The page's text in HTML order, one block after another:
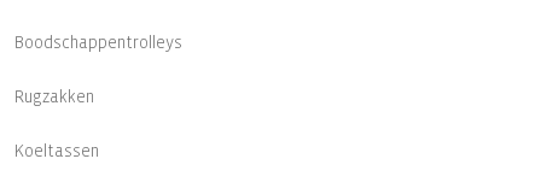
Boodschappentrolleys
Rugzakken
Koeltassen